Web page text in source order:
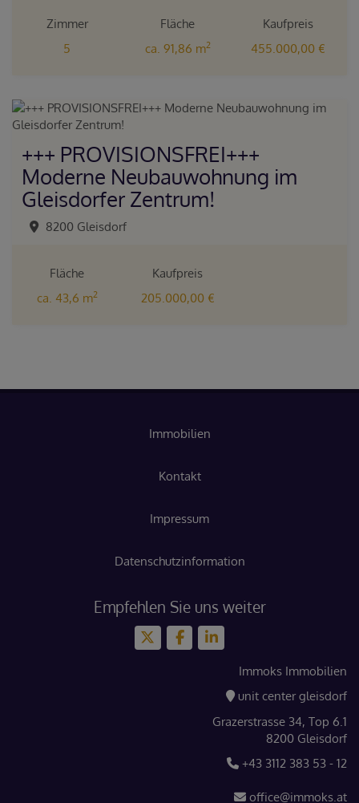
Zimmer
5
Fläche
ca. 91,86 m2
Kaufpreis
455.000,00 €
+++ PROVISIONSFREI+++
Moderne Neubauwohnung im
Gleisdorfer Zentrum!
8200 Gleisdorf
Fläche
ca. 43,6 m2
Kaufpreis
205.000,00 €
Immobilien
Kontakt
Impressum
Datenschutzinformation
Empfehlen Sie uns weiter
Immoks Immobilien
unit center gleisdorf
Grazerstrasse 34, Top 6.1
8200 Gleisdorf
+43 3112 383 53 - 12
office@immoks.at